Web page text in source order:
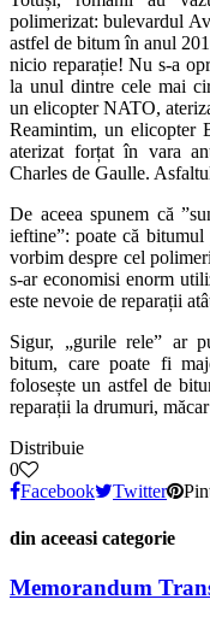
polimerizat: bulevardul
astfel de bitum în anul
nicio reparație! Nu s-a
la unul dintre cele mai
un elicopter NATO,
Reamintim, un elicopter
aterizat forțat în vara
Charles de Gaulle.
De aceea spunem că
ieftine”: poate că bitumul
vorbim despre cel
s-ar economisi enorm
este nevoie de reparații
Sigur, „gurile rele” ar
bitum, care poate fi
folosește un astfel de
reparații la drumuri,
Distribuie
0
Facebook
Twitter
din aceeasi categorie
Memorandum